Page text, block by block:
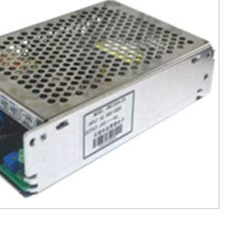
公司荣获电气行业优选潜力品牌，配电领域
参加第四届电力行业变配电及电能质量专业
第八届配电自动化技术应用论坛于大连圆